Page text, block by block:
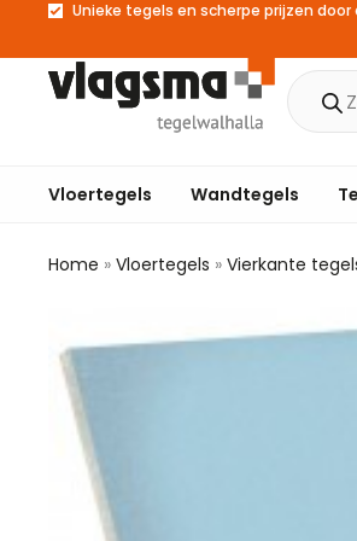
Unieke tegels en scherpe prijzen
Vloertegels Wandtegels
Home » Vloertegels » Vierkante